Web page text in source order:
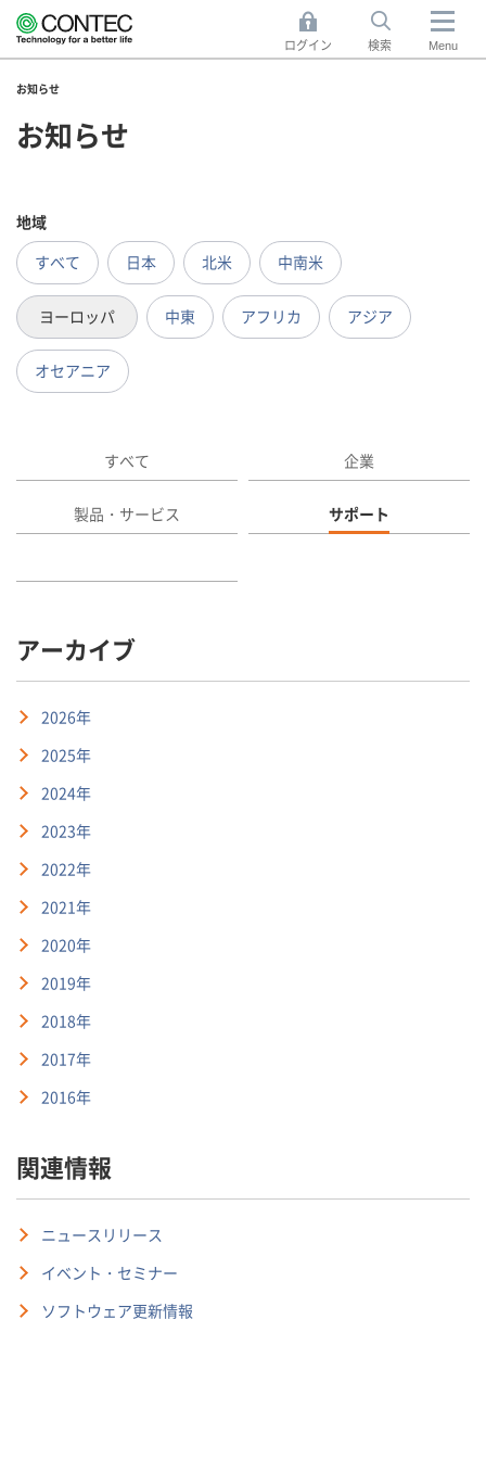
ログイン 検索 Menu
お知らせ
お知らせ
地域
すべて
日本 北米 中南米
ヨーロッパ 中東 アフリカ アジア
オセアニア
すべて 企業
製品・サービス サポート
アーカイブ
2026年
2025年
2024年
2023年
2022年
2021年
2020年
2019年
2018年
2017年
2016年
関連情報
ニュースリリース
イベント・セミナー
ソフトウェア更新情報